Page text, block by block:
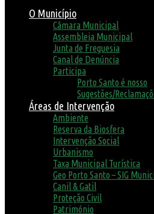
O Município
Câmara Municipal
Assembleia Municipal
Junta de Freguesia
Canal de Denúncia
Participa
Porto Santo é nosso
Sugestões/
Áreas de Intervenção
Ambiente
Reserva da Biosfera
Intervenção Social
Urbanismo
Taxa Municipal Turística
Geo Porto Santo – SIG
Canil & Gatil
Proteção Civil
Património